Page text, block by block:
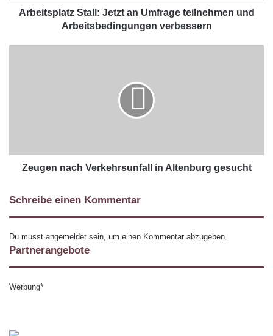
Arbeitsplatz Stall: Jetzt an Umfrage teilnehmen und
Arbeitsbedingungen verbessern
Zeugen nach Verkehrsunfall in Altenburg gesucht
Schreibe einen Kommentar
Du musst angemeldet sein, um einen Kommentar abzugeben.
Partnerangebote
Werbung*